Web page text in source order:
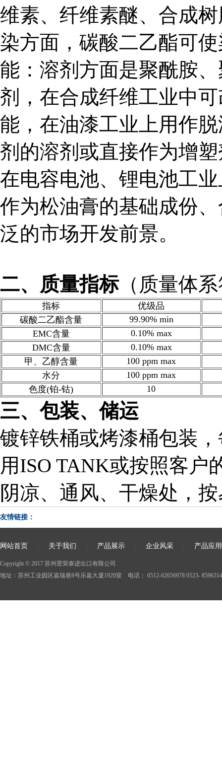
维素、纤维素醚、合成
染方面，碳酸二乙酯可
能：溶剂方面是聚酰胺
剂，在合成纤维工业中
能，在油漆工业上用作
剂的溶剂或直接作为增
在电容电池、锂电池工
作为松油膏的基础成份
泛的市场开发前景。
二、质量指标（质量体系
指标
优级品
碳酸二乙酯含量
99.90% min
EMC含量
0.10% max
DMC含量
0.10% max
甲、乙醇含量
100 ppm max
水分
100 ppm max
色度(铂-钴)
10
三、包装、储运
镀锌铁桶或烤漆桶包装
用ISO TANK或按照客户
阴凉、通风、干燥处，
友情链接：
网站首页 关于我们 产品展示 企业风采 产品应用
Copyright © 2017 苏州景荣泰进出口有限公司
地址：苏州工业园区嘉瑞巷8号乐嘉大厦1920室 电话： 0512-62656978 0523-